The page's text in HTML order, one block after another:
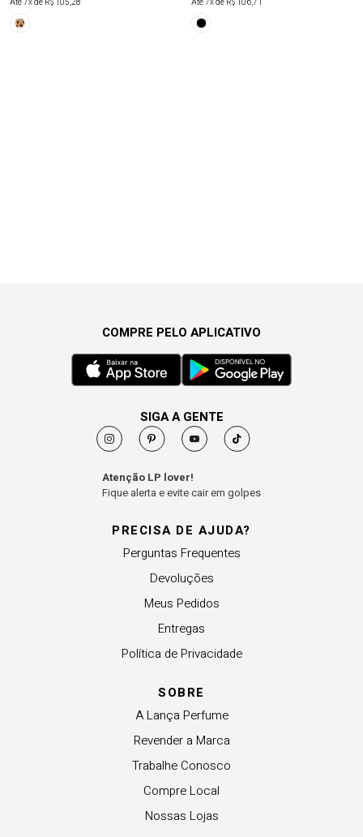
Até7x de R$ 105,28 Até7x de R$ 106,71
PRECISA DE AJUDA?
Perguntas Frequentes
Devoluções
Meus Pedidos
Entregas
Política de Privacidade
SOBRE
A Lança Perfume
Revender a Marca
Trabalhe Conosco
Compre Local
Nossas Lojas
COMPRE PELO APLICATIVO
SIGA A GENTE
Atenção LP lover!
Fique alerta e evite cair em golpes